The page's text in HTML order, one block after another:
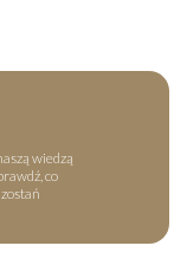
wiedzą
co